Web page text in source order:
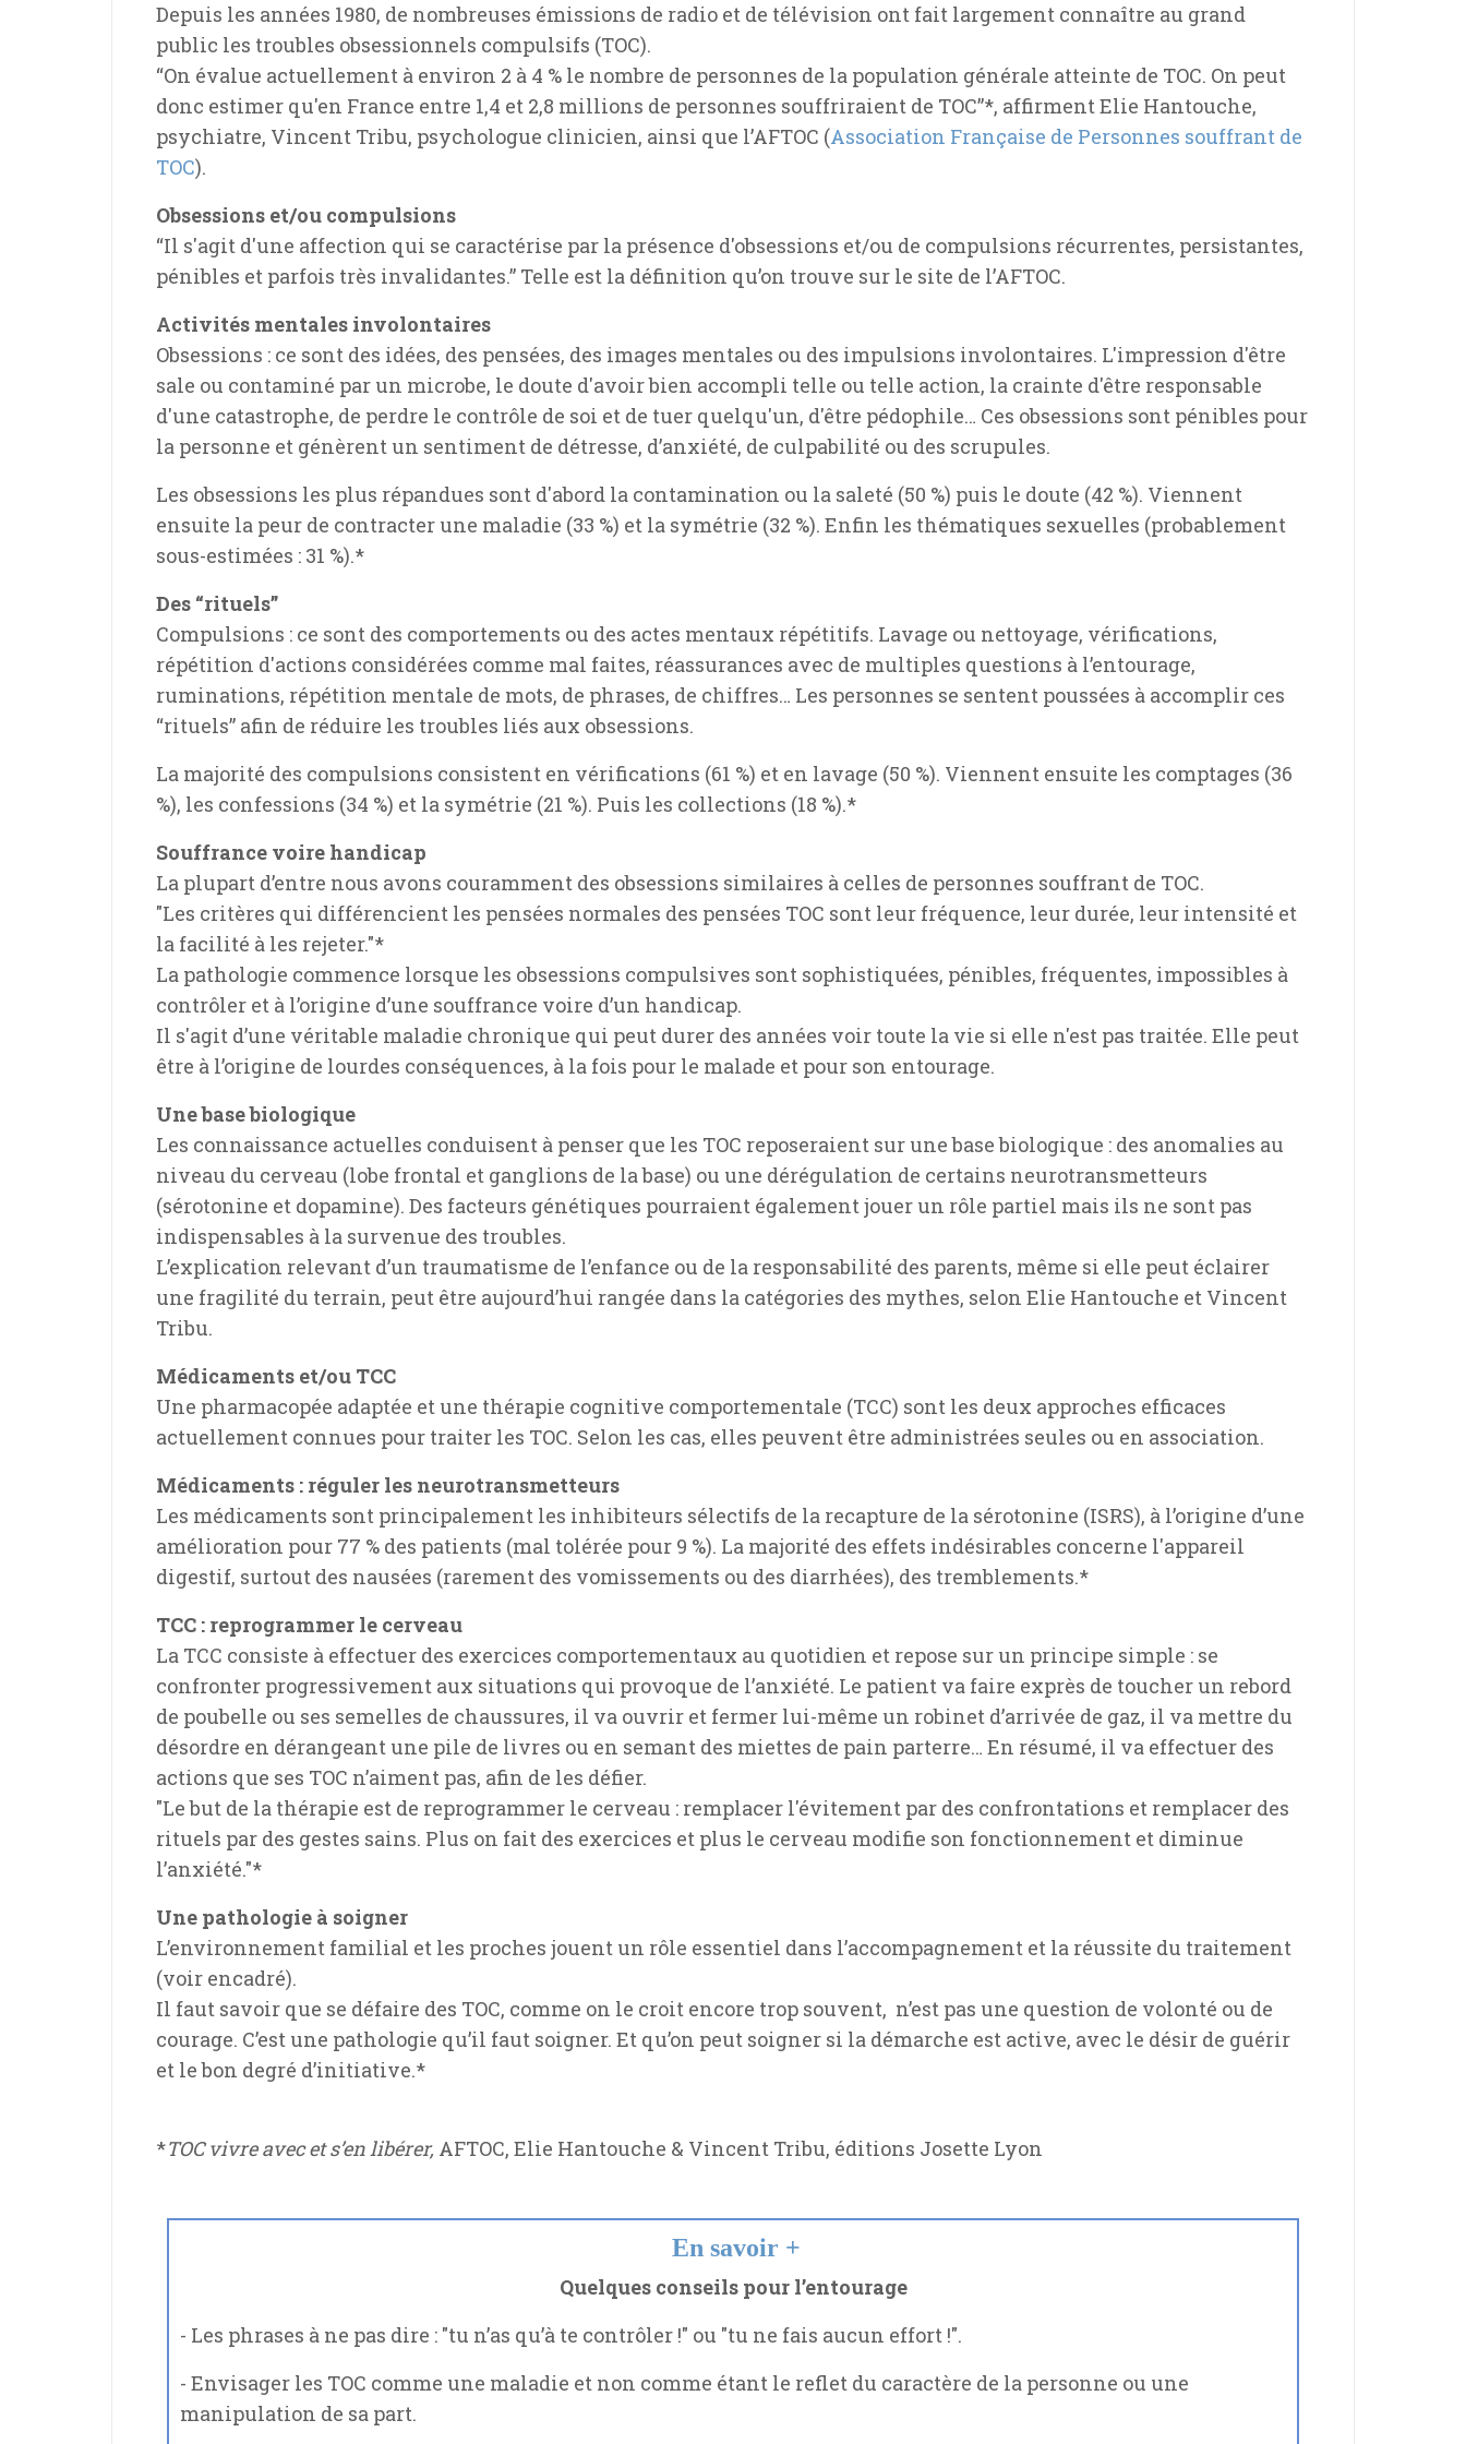
Depuis les années 1980, de nombreuses émissions de radio et de télévision ont fait largement connaître au grand
public les troubles obsessionnels compulsifs (TOC).
“On évalue actuellement à environ 2 à 4 % le nombre de personnes de la population générale atteinte de TOC. On peut
donc estimer qu'en France entre 1,4 et 2,8 millions de personnes souffriraient de TOC”*, affirment Elie Hantouche,
psychiatre, Vincent Tribu, psychologue clinicien, ainsi que l’AFTOC (Association Française de Personnes souffrant de
TOC).
Obsessions et/ou compulsions
“Il s'agit d'une affection qui se caractérise par la présence d'obsessions et/ou de compulsions récurrentes, persistantes,
pénibles et parfois très invalidantes.” Telle est la définition qu’on trouve sur le site de l’AFTOC.
Activités mentales involontaires
Obsessions : ce sont des idées, des pensées, des images mentales ou des impulsions involontaires. L'impression d'être
sale ou contaminé par un microbe, le doute d'avoir bien accompli telle ou telle action, la crainte d'être responsable
d'une catastrophe, de perdre le contrôle de soi et de tuer quelqu'un, d'être pédophile… Ces obsessions sont pénibles pour
la personne et génèrent un sentiment de détresse, d’anxiété, de culpabilité ou des scrupules.
Les obsessions les plus répandues sont d'abord la contamination ou la saleté (50 %) puis le doute (42 %). Viennent
ensuite la peur de contracter une maladie (33 %) et la symétrie (32 %). Enfin les thématiques sexuelles (probablement
sous-estimées : 31 %).*
Des “rituels”
Compulsions : ce sont des comportements ou des actes mentaux répétitifs. Lavage ou nettoyage, vérifications,
répétition d'actions considérées comme mal faites, réassurances avec de multiples questions à l’entourage,
ruminations, répétition mentale de mots, de phrases, de chiffres… Les personnes se sentent poussées à accomplir ces
“rituels” afin de réduire les troubles liés aux obsessions.
La majorité des compulsions consistent en vérifications (61 %) et en lavage (50 %). Viennent ensuite les comptages (36
%), les confessions (34 %) et la symétrie (21 %). Puis les collections (18 %).*
Souffrance voire handicap
La plupart d’entre nous avons couramment des obsessions similaires à celles de personnes souffrant de TOC.
"Les critères qui différencient les pensées normales des pensées TOC sont leur fréquence, leur durée, leur intensité et
la facilité à les rejeter."*
La pathologie commence lorsque les obsessions compulsives sont sophistiquées, pénibles, fréquentes, impossibles à
contrôler et à l’origine d’une souffrance voire d’un handicap.
Il s'agit d’une véritable maladie chronique qui peut durer des années voir toute la vie si elle n'est pas traitée. Elle peut
être à l’origine de lourdes conséquences, à la fois pour le malade et pour son entourage.
Une base biologique
Les connaissance actuelles conduisent à penser que les TOC reposeraient sur une base biologique : des anomalies au
niveau du cerveau (lobe frontal et ganglions de la base) ou une dérégulation de certains neurotransmetteurs
(sérotonine et dopamine). Des facteurs génétiques pourraient également jouer un rôle partiel mais ils ne sont pas
indispensables à la survenue des troubles.
L’explication relevant d’un traumatisme de l’enfance ou de la responsabilité des parents, même si elle peut éclairer
une fragilité du terrain, peut être aujourd’hui rangée dans la catégories des mythes, selon Elie Hantouche et Vincent
Tribu.
Médicaments et/ou TCC
Une pharmacopée adaptée et une thérapie cognitive comportementale (TCC) sont les deux approches efficaces
actuellement connues pour traiter les TOC. Selon les cas, elles peuvent être administrées seules ou en association.
Médicaments : réguler les neurotransmetteurs
Les médicaments sont principalement les inhibiteurs sélectifs de la recapture de la sérotonine (ISRS), à l’origine d’une
amélioration pour 77 % des patients (mal tolérée pour 9 %). La majorité des effets indésirables concerne l'appareil
digestif, surtout des nausées (rarement des vomissements ou des diarrhées), des tremblements.*
TCC : reprogrammer le cerveau
La TCC consiste à effectuer des exercices comportementaux au quotidien et repose sur un principe simple : se
confronter progressivement aux situations qui provoque de l’anxiété. Le patient va faire exprès de toucher un rebord
de poubelle ou ses semelles de chaussures, il va ouvrir et fermer lui-même un robinet d’arrivée de gaz, il va mettre du
désordre en dérangeant une pile de livres ou en semant des miettes de pain parterre… En résumé, il va effectuer des
actions que ses TOC n’aiment pas, afin de les défier.
"Le but de la thérapie est de reprogrammer le cerveau : remplacer l'évitement par des confrontations et remplacer des
rituels par des gestes sains. Plus on fait des exercices et plus le cerveau modifie son fonctionnement et diminue
l’anxiété."*
Une pathologie à soigner
L’environnement familial et les proches jouent un rôle essentiel dans l’accompagnement et la réussite du traitement
(voir encadré).
Il faut savoir que se défaire des TOC, comme on le croit encore trop souvent, n’est pas une question de volonté ou de
courage. C’est une pathologie qu’il faut soigner. Et qu’on peut soigner si la démarche est active, avec le désir de guérir
et le bon degré d’initiative.*
*TOC vivre avec et s’en libérer, AFTOC, Elie Hantouche & Vincent Tribu, éditions Josette Lyon
En savoir +
Quelques conseils pour l’entourage
- Les phrases à ne pas dire : "tu n’as qu’à te contrôler !" ou "tu ne fais aucun effort !".
- Envisager les TOC comme une maladie et non comme étant le reflet du caractère de la personne ou une
manipulation de sa part.